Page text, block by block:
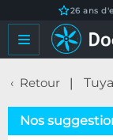
26 ans
Retour
Nos